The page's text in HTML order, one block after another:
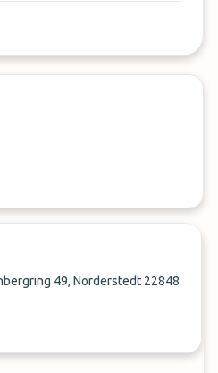
49, Norderstedt 22848